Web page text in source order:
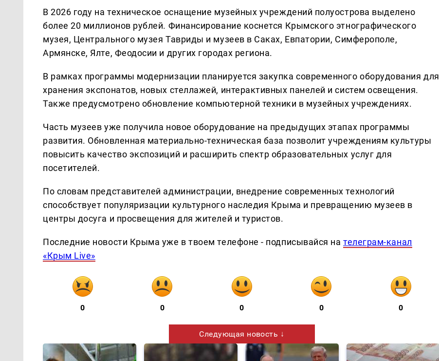
В 2026 году на техническое оснащение музейных учреждений полуострова выделено
более 20 миллионов рублей. Финансирование коснется Крымского этнографического
музея, Центрального музея Тавриды и музеев в Саках, Евпатории, Симферополе,
Армянске, Ялте, Феодосии и других городах региона.
В рамках программы модернизации планируется закупка современного оборудования для
хранения экспонатов, новых стеллажей, интерактивных панелей и систем освещения.
Также предусмотрено обновление компьютерной техники в музейных учреждениях.
Часть музеев уже получила новое оборудование на предыдущих этапах программы
развития. Обновленная материально-техническая база позволит учреждениям культуры
повысить качество экспозиций и расширить спектр образовательных услуг для
посетителей.
По словам представителей администрации, внедрение современных технологий
способствует популяризации культурного наследия Крыма и превращению музеев в
центры досуга и просвещения для жителей и туристов.
Последние новости Крыма уже в твоем телефоне - подписывайся нателеграм-канал
«Крым Live»
0 0 0 0 0
Следующая новость ↓